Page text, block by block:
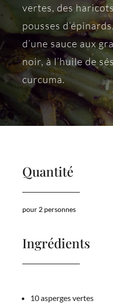
vertes, des
pousses
d’une sauce aux
noir, à l’huile de
curcuma.
Quantité
pour 2 personnes
Ingrédients
10 asperges vertes